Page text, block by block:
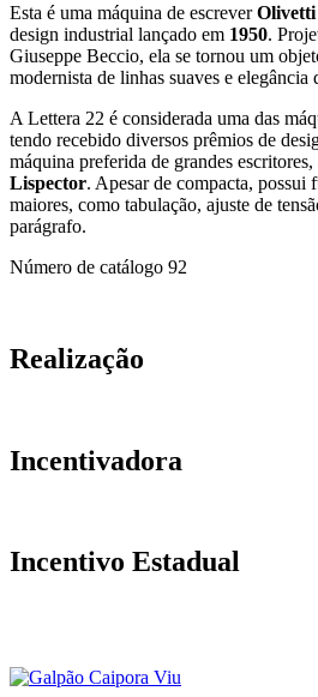
Esta é uma máquina de escrever
design industrial lançado em 1950.
Giuseppe Beccio, ela se tornou um
modernista de linhas suaves e elegância
A Lettera 22 é considerada uma das
tendo recebido diversos prêmios de
máquina preferida de grandes
Lispector. Apesar de compacta, possui
maiores, como tabulação, ajuste de
parágrafo.
Número de catálogo 92
Realização
Incentivadora
Incentivo Estadual